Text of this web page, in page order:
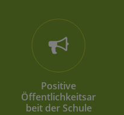
Positive
Öffentlichkeitsar
beit der Schule